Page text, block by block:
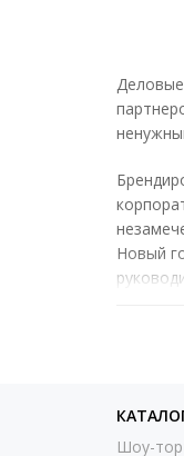
Новый
Шоу-